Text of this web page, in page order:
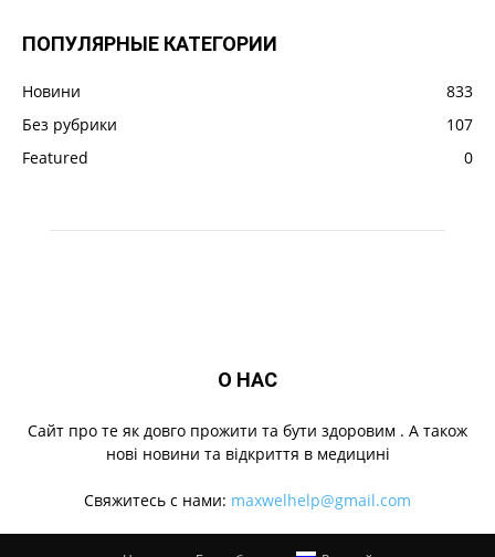
ПОПУЛЯРНЫЕ КАТЕГОРИИ
Новини
833
Без рубрики
107
Featured
0
О НАС
Cайт про те як довго прожити та бути здоровим . А також
нові новини та відкриття в медицині
Свяжитесь с нами: maxwelhelp@gmail.com